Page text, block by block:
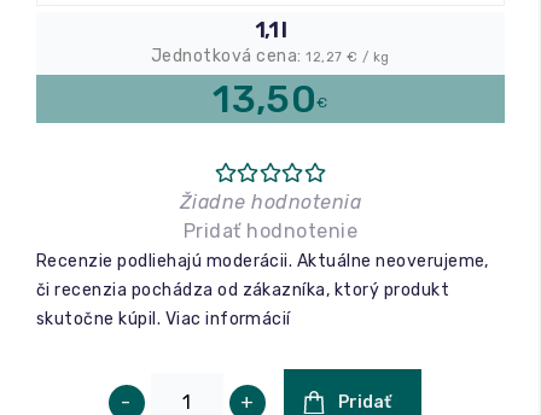
Relax a wellness
Masáže
Fitness
1,1 l
Jednotková cena:12,27 € / kg
13,50€
Žiadne hodnotenia
Pridať hodnotenie
Recenzie podliehajú moderácii. Aktuálne neoverujeme,
či recenzia pochádza od zákazníka, ktorý produkt
skutočne kúpil. Viac informácií
- + Pridať